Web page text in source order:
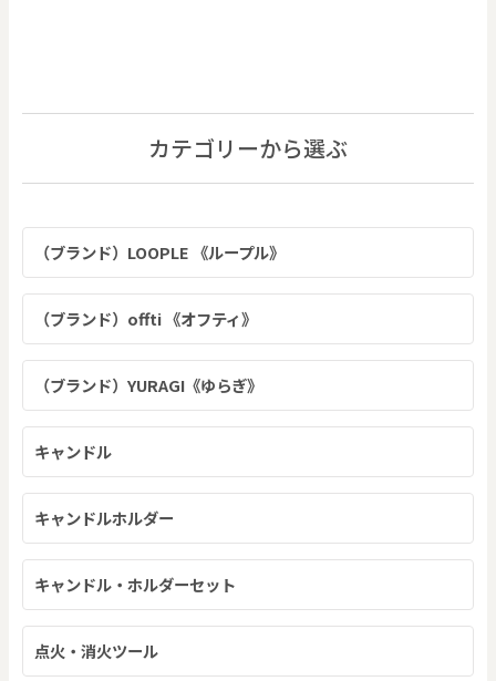
カテゴリーから選ぶ
（ブランド）LOOPLE 《ループル》
（ブランド）offti 《オフティ》
（ブランド）YURAGI《ゆらぎ》
キャンドル
キャンドルホルダー
キャンドル・ホルダーセット
点火・消火ツール